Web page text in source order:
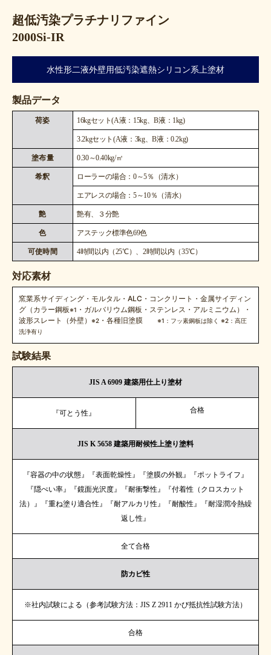
超低汚染プラチナリファイン
2000Si-IR
水性形二液外壁用低汚染遮熱シリコン系上塗材
製品データ
荷姿 16kgセット(A液：15kg、B液：1kg)
3.2kgセット(A液：3kg、B液：0.2kg)
塗布量 0.30～0.40kg/㎡
希釈 ローラーの場合：0～5％（清水）
エアレスの場合：5～10％（清水）
艶 艶有、３分艶
色 アステック標準色69色
可使時間 4時間以内（25℃）、2時間以内（35℃）
対応素材
窯業系サイディング・モルタル・ALC・コンクリート・金属サイディン
グ（カラー鋼板※1 ・ガルバリウム鋼板・ステンレス・アルミニウム）・
波形スレート（外壁）※2 ・各種旧塗膜※1：フッ素鋼板は除く ※2：高圧
洗浄有り
試験結果
JIS A 6909 建築用仕上り塗材
『可とう性』 合格
JIS K 5658 建築用耐候性上塗り塗料
『容器の中の状態』『表面乾燥性』『塗膜の外観』『ポットライフ』
『隠ぺい率』『鏡面光沢度』『耐衝撃性』『付着性（クロスカット
法）』『重ね塗り適合性』『耐アルカリ性』『耐酸性』『耐湿潤冷熱繰
返し性』
全て合格
防カビ性
※社内試験による（参考試験方法：JIS Z 2911 かび抵抗性試験方法）
合格